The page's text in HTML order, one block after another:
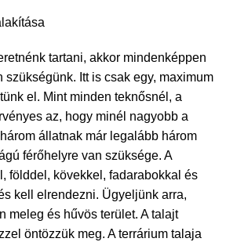
tartani, akkor mindenképpen
szükségünk. Itt is csak egy, maximum
el. Mint minden teknősnél, a
az, hogy minél nagyobb a
állatnak már legalább három
férőhelyre van szüksége. A
földdel, kövekkel, fadarabokkal és
kell elrendezni. Ügyeljünk arra,
meleg és hűvös terület. A talajt
öntözzük meg. A terrárium talaja